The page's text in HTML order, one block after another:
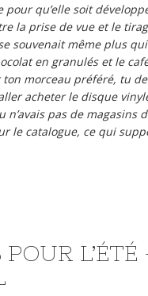
qu’elle soit
la prise de vue et le
souvenait même plus
en granulés et le
morceau préféré, tu
acheter le disque
pas de magasins
le catalogue, ce qui